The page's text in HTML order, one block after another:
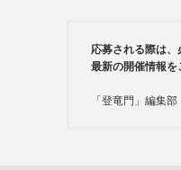
応募される際は
最新の開催情報を
「登竜門」編集部